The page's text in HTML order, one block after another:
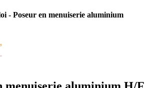
- Poseur en menuiserie aluminium